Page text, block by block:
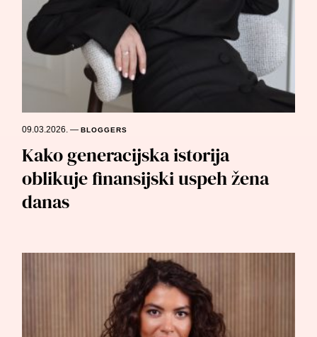
09.03.2026.—BLOGGERS
Kako generacijska istorija
oblikuje finansijski uspeh žena
danas